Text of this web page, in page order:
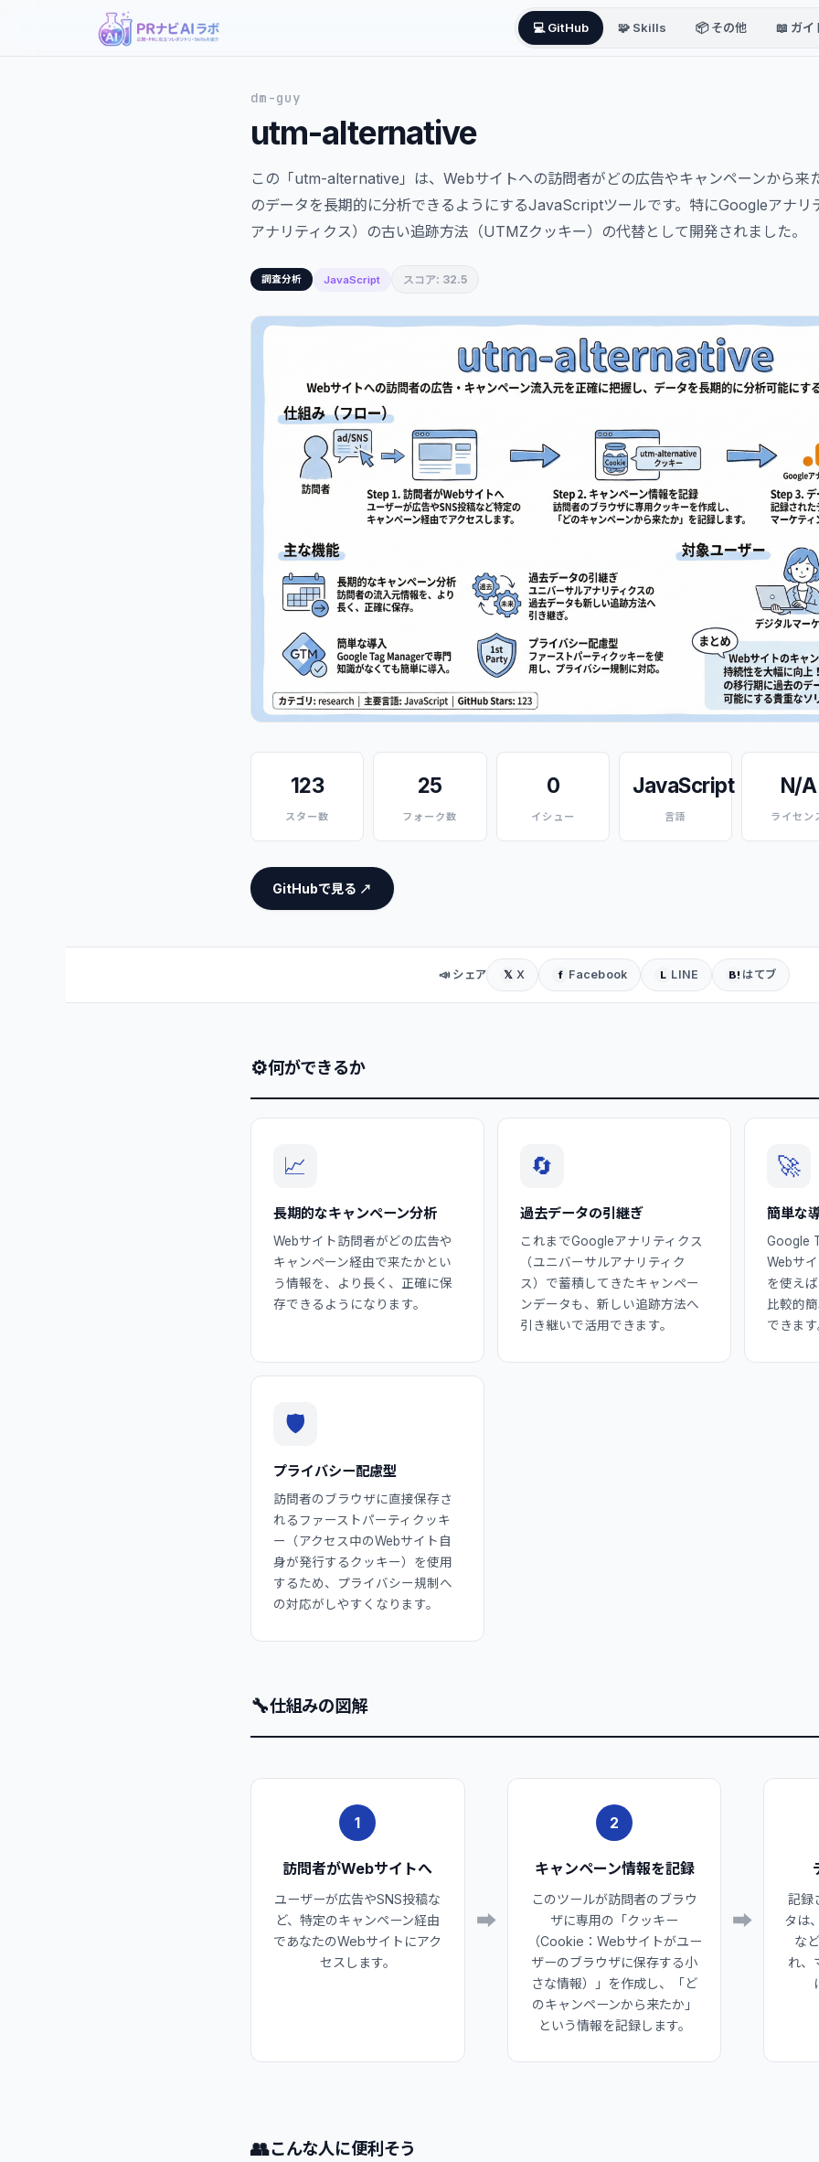
💻 GitHub 🧩 Skills 📦 その他 📖 ガイ
dm-guy
utm-alternative
この「utm-alternative」は、Webサイトへの訪問者がどの広告やキャンペーンから来
のデータを長期的に分析できるようにするJavaScriptツールです。特にGoogleアナリ
アナリティクス）の古い追跡方法（UTMZクッキー）の代替として開発されました。
調査分析 JavaScript スコア: 32.5
123
スター数
25
フォーク数
0
イシュー
JavaScript
言語
N/A
ライセン
GitHubで見る ↗
📣 シェア 𝕏 X f Facebook L LINE B! はてブ
⚙何ができるか
📈
長期的なキャンペーン分析
Webサイト訪問者がどの広告や
キャンペーン経由で来たかとい
う情報を、より長く、正確に保
存できるようになります。
🔄
過去データの引継ぎ
これまでGoogleアナリティクス
（ユニバーサルアナリティク
ス）で蓄積してきたキャンペー
ンデータも、新しい追跡方法へ
引き継いで活用できます。
🚀
簡単な
Google
Webサ
を使え
比較的
できま
🛡️
プライバシー配慮型
訪問者のブラウザに直接保存さ
れるファーストパーティクッキ
ー（アクセス中のWebサイト自
身が発行するクッキー）を使用
するため、プライバシー規制へ
の対応がしやすくなります。
🔧仕組みの図解
1
訪問者がWebサイトへ
ユーザーが広告やSNS投稿な
ど、特定のキャンペーン経由
であなたのWebサイトにアク
セスします。
➡
2
キャンペーン情報を記録
このツールが訪問者のブラウ
ザに専用の「クッキー
（Cookie：Webサイトがユー
ザーのブラウザに保存する小
さな情報）」を作成し、「ど
のキャンペーンから来たか」
という情報を記録します。
➡
記録
タは
な
れ、
👥こんな人に便利そう